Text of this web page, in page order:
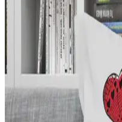
Yastık kılıfları, iç
Malzeme, renk, desen ve
tamamlayın.
Yorgan ve Yastık
Konforu Bir Arada
Yatak odalarının estetiğine
yastık setleri, çeşitli tasarım,
uyum sağlar.